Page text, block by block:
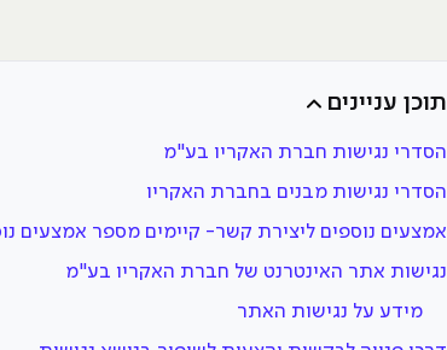
תוכן עניינים
הסדרי נגישות חברת האקריו בע"מ
הסדרי נגישות מבנים בחברת האקריו
אמצעים נוספים ליצירת קשר- קיימים מספר אמצעים
נגישות אתר האינטרנט של חברת האקריו בע"מ
מידע על נגישות האתר